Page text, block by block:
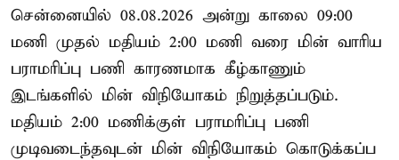
சென்னையில் 08.08.2026 அன்று காலை 09:00
மணி முதல் மதியம் 2:00 மணி வரை மின் வாரிய
பராமரிப்பு பணி காரணமாக கீழ்காணும்
இடங்களில் மின் விநியோகம் நிறுத்தப்படும்.
மதியம் 2:00 மணிக்குள் பராமரிப்பு பணி
முடிவடைந்தவுடன் மின் விநியோகம் கொடுக்கப்ப